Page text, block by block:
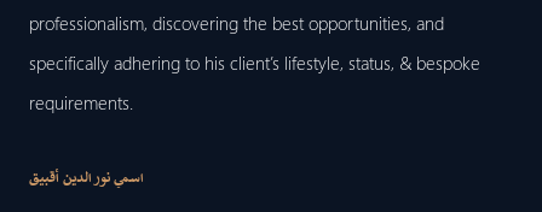
professionalism, discovering the best opportunities, and
specifically adhering to his client’s lifestyle, status, & bespoke
requirements.
اسمي نور الدين أقبيق